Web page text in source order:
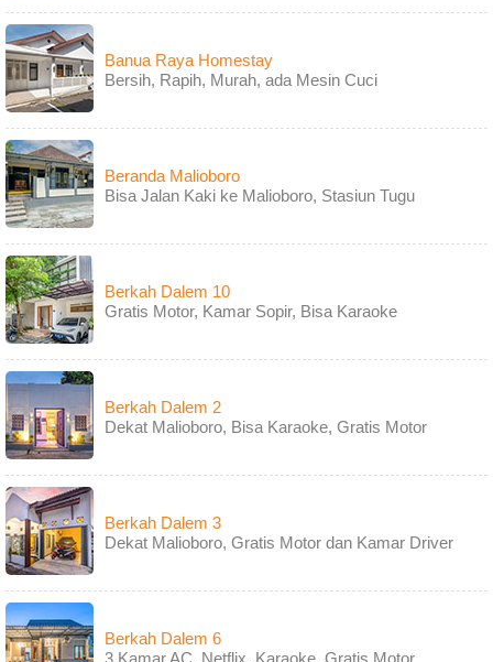
Banua Raya Homestay
Bersih, Rapih, Murah, ada Mesin Cuci
Beranda Malioboro
Bisa Jalan Kaki ke Malioboro, Stasiun Tugu
Berkah Dalem 10
Gratis Motor, Kamar Sopir, Bisa Karaoke
Berkah Dalem 2
Dekat Malioboro, Bisa Karaoke, Gratis Motor
Berkah Dalem 3
Dekat Malioboro, Gratis Motor dan Kamar Driver
Berkah Dalem 6
3 Kamar AC, Netflix, Karaoke, Gratis Motor